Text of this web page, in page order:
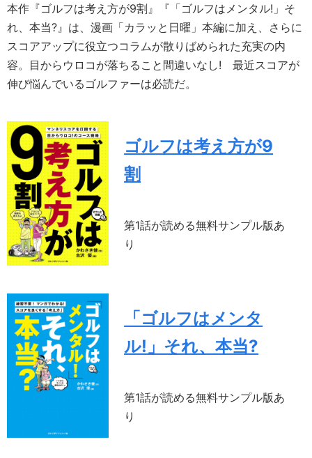
本作『ゴルフは考え方が9割』『「ゴルフはメンタル!」そ
れ、本当?』は、漫画「カラッと日曜」本編に加え、さらに
スコアアップに役立つコラムが散りばめられた充実の内
容。目からウロコが落ちること間違いなし! 最近スコアが
伸び悩んでいるゴルファーは必読だ。
ゴルフは考え方が9
割
第1話が読める無料サンプル版あ
り
「ゴルフはメンタ
ル!」それ、本当?
第1話が読める無料サンプル版あ
り